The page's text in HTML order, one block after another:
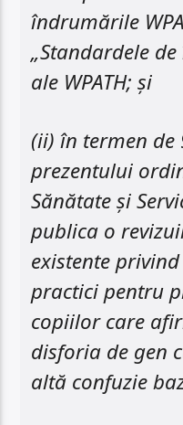
îndrumările
„Standardele
ale WPATH; şi
(ii) în termen de
prezentului
Sănătate și
publica o
existente
practici pentru
copiilor care
disforia de gen
altă confuzie